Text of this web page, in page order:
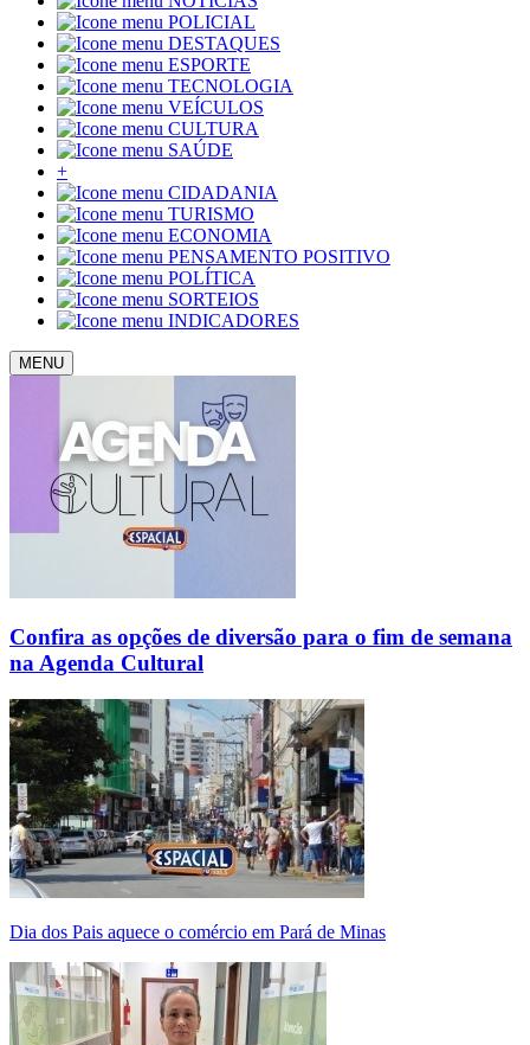
POLICIAL
DESTAQUES
ESPORTE
TECNOLOGIA
VEÍCULOS
CULTURA
SAÚDE
+
CIDADANIA
TURISMO
ECONOMIA
PENSAMENTO POSITIVO
POLÍTICA
SORTEIOS
INDICADORES
MENU
Confira as opções de diversão para o fim de semana
na Agenda Cultural
Dia dos Pais aquece o comércio em Pará de Minas